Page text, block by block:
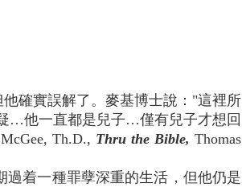
他確實誤解了。麥基博士說："這裡所
…他一直都是兒子…僅有兒子才想回
Th.D., Thru the Bible, Thomas
着一種罪孽深重的生活，但他仍是